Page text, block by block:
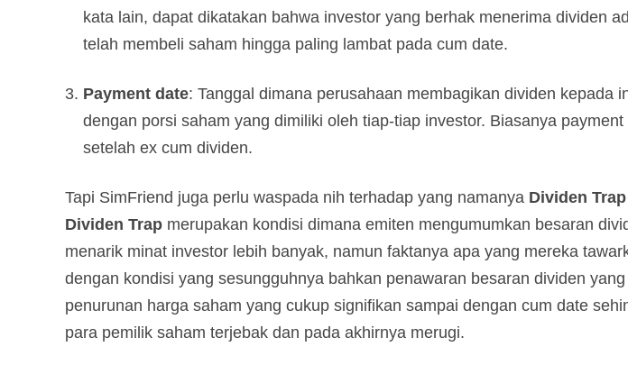
kata lain, dapat dikatakan bahwa investor yang berhak menerima dividen
telah membeli saham hingga paling lambat pada cum date.
Payment date: Tanggal dimana perusahaan membagikan dividen kepada
dengan porsi saham yang dimiliki oleh tiap-tiap investor. Biasanya
setelah ex cum dividen.
Tapi SimFriend juga perlu waspada nih terhadap yang namanya Dividen Trap
Dividen Trap merupakan kondisi dimana emiten mengumumkan besaran
menarik minat investor lebih banyak, namun faktanya apa yang mereka
dengan kondisi yang sesungguhnya bahkan penawaran besaran dividen
penurunan harga saham yang cukup signifikan sampai dengan cum date
para pemilik saham terjebak dan pada akhirnya merugi.